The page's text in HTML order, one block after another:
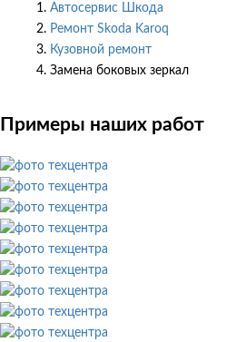
Автосервис Шкода
Ремонт Skoda Karoq
Кузовной ремонт
Замена боковых зеркал
Примеры наших работ